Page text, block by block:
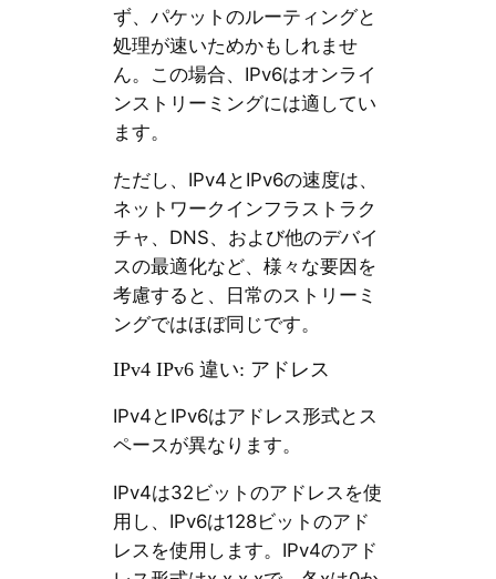
ず、パケットのルーティングと
処理が速いためかもしれませ
ん。この場合、IPv6はオンライ
ンストリーミングには適してい
ます。
ただし、IPv4とIPv6の速度は、
ネットワークインフラストラク
チャ、DNS、および他のデバイ
スの最適化など、様々な要因を
考慮すると、日常のストリーミ
ングではほぼ同じです。
IPv4 IPv6 違い: アドレス
IPv4とIPv6はアドレス形式とス
ペースが異なります。
IPv4は32ビットのアドレスを使
用し、IPv6は128ビットのアド
レスを使用します。IPv4のアド